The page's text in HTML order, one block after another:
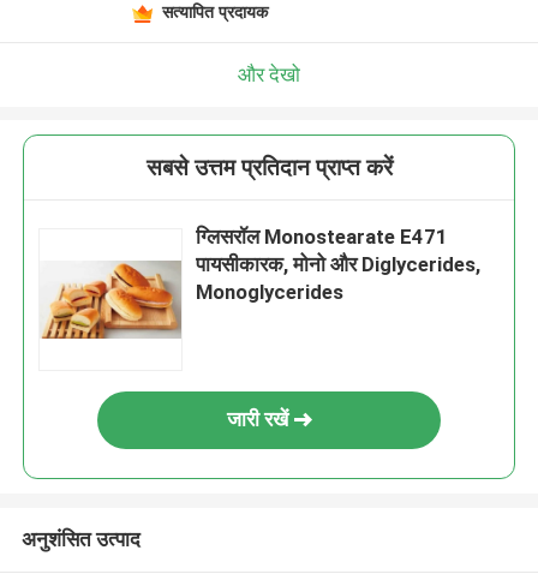
सत्यापित प्रदायक
और देखो
सबसे उत्तम प्रतिदान प्राप्त करें
ग्लिसरॉल Monostearate E471
पायसीकारक, मोनो और Diglycerides,
Monoglycerides
जारी रखें
अनुशंसित उत्पाद